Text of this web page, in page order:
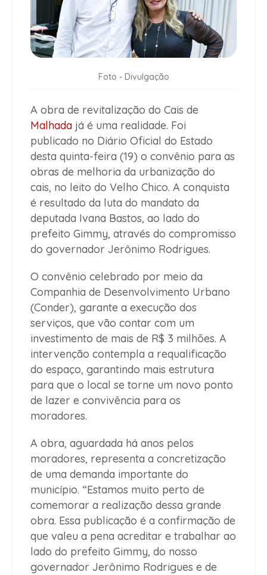
Foto - Divulgação
A obra de revitalização do Cais de
Malhada já é uma realidade. Foi
publicado no Diário Oficial do Estado
desta quinta-feira (19) o convênio para as
obras de melhoria da urbanização do
cais, no leito do Velho Chico. A conquista
é resultado da luta do mandato da
deputada Ivana Bastos, ao lado do
prefeito Gimmy, através do compromisso
do governador Jerônimo Rodrigues.
O convênio celebrado por meio da
Companhia de Desenvolvimento Urbano
(Conder), garante a execução dos
serviços, que vão contar com um
investimento de mais de R$ 3 milhões. A
intervenção contempla a requalificação
do espaço, garantindo mais estrutura
para que o local se torne um novo ponto
de lazer e convivência para os
moradores.
A obra, aguardada há anos pelos
moradores, representa a concretização
de uma demanda importante do
município. “Estamos muito perto de
comemorar a realização dessa grande
obra. Essa publicação é a confirmação de
que valeu a pena acreditar e trabalhar ao
lado do prefeito Gimmy, do nosso
governador Jerônimo Rodrigues e de